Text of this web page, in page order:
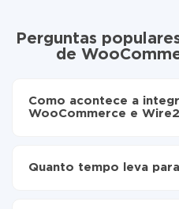
Perguntas
de
Como acontece a
WooCommerce e
para Wire2Air
Quanto tempo leva